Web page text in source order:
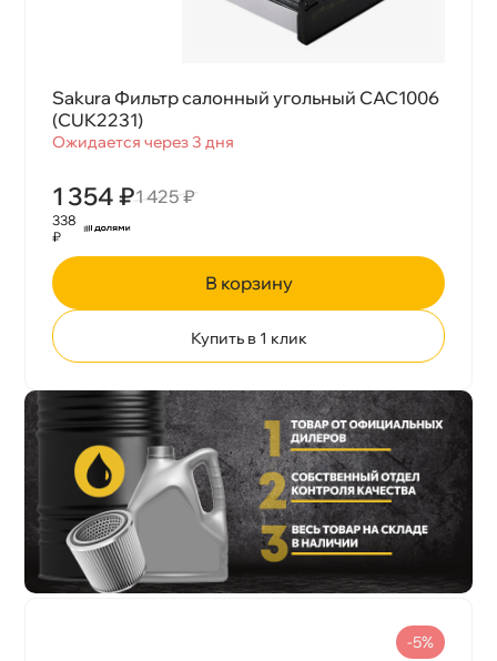
Sakura Фильтр салонный угольный CAC1006
(CUK2231)
Ожидается через 3 дня
1 354 ₽1 425 ₽
338
₽
корзину
Купить в 1 клик
-5%